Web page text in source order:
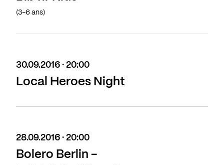
(3-6 ans)
30.09.2016 · 20:00
Local Heroes Night
28.09.2016 · 20:00
Bolero Berlin -